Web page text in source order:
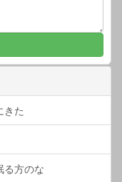
きた
る方のな